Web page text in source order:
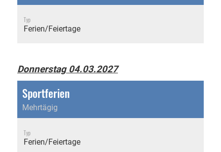
Typ
Ferien/Feiertage
Donnerstag 04.03.2027
Sportferien
Mehrtägig
Typ
Ferien/Feiertage